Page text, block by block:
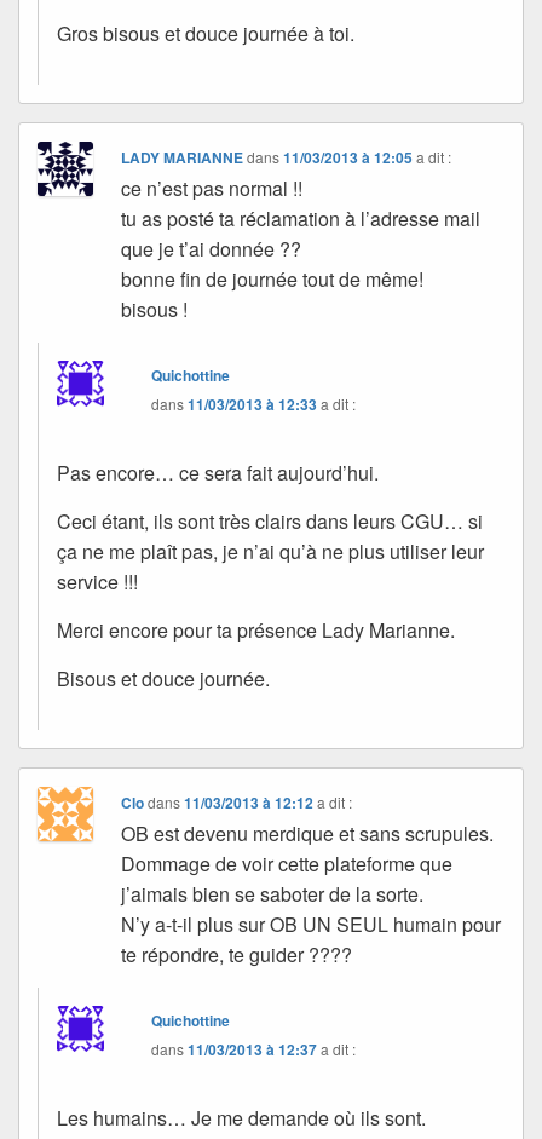
Gros bisous et douce journée à toi.
LADY MARIANNEdans11/03/2013 à 12:05 a dit :
ce n’est pas normal !!
tu as posté ta réclamation à l’adresse mail
que je t’ai donnée ??
bonne fin de journée tout de même!
bisous !
Quichottine
dans11/03/2013 à 12:33a dit :
Pas encore… ce sera fait aujourd’hui.
Ceci étant, ils sont très clairs dans leurs CGU… si
ça ne me plaît pas, je n’ai qu’à ne plus utiliser leur
service !!!
Merci encore pour ta présence Lady Marianne.
Bisous et douce journée.
Clodans11/03/2013 à 12:12 a dit :
OB est devenu merdique et sans scrupules.
Dommage de voir cette plateforme que
j’aimais bien se saboter de la sorte.
N’y a-t-il plus sur OB UN SEUL humain pour
te répondre, te guider ????
Quichottine
dans11/03/2013 à 12:37a dit :
Les humains… Je me demande où ils sont.